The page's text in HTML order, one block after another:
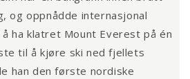
og oppnådde internasjonal
ha klatret Mount Everest på én
til å kjøre ski ned fjellets
han den første nordiske